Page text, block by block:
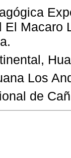
El Macaro
Los
de